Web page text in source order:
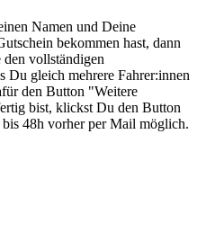
Namen und Deine
bekommen hast, dann
vollständigen
Du gleich mehrere Fahrer:innen
den Button "Weitere
bist, klickst Du den Button
48h vorher per Mail möglich.